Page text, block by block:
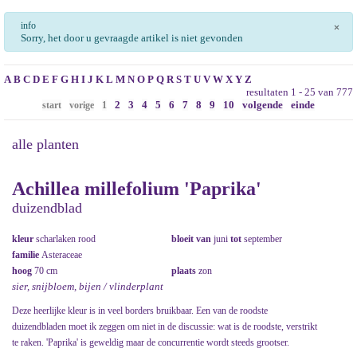
×
info
Sorry, het door u gevraagde artikel is niet gevonden
A B C D E F G H I J K L M N O P Q R S T U V W X Y Z
resultaten 1 - 25 van 777
start vorige 1 2 3 4 5 6 7 8 9 10 volgende einde
alle planten
Achillea millefolium 'Paprika'
duizendblad
kleur scharlaken rood bloeit van juni tot september
familie Asteraceae
hoog 70 cm plaats zon
sier, snijbloem, bijen / vlinderplant
Deze heerlijke kleur is in veel borders bruikbaar. Een van de roodste
duizendbladen moet ik zeggen om niet in de discussie: wat is de roodste, verstrikt
te raken. 'Paprika' is geweldig maar de concurrentie wordt steeds grootser.